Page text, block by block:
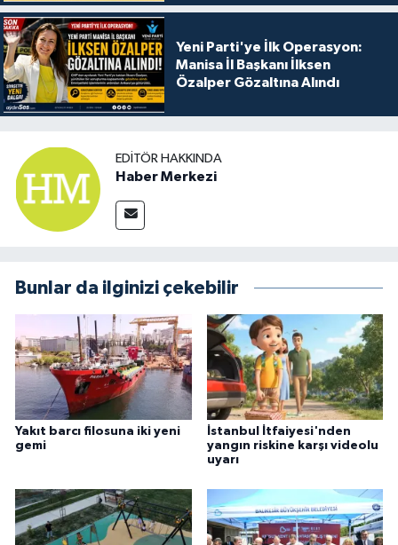
Yeni Parti'ye İlk Operasyon:
Manisa İl Başkanı İlksen
Özalper Gözaltına Alındı
EDITÖR HAKKINDA
Haber Merkezi
Bunlar da ilginizi çekebilir
Yakıt barcı filosuna iki yeni
gemi
İstanbul İtfaiyesi'nden
yangın riskine karşı videolu
uyarı